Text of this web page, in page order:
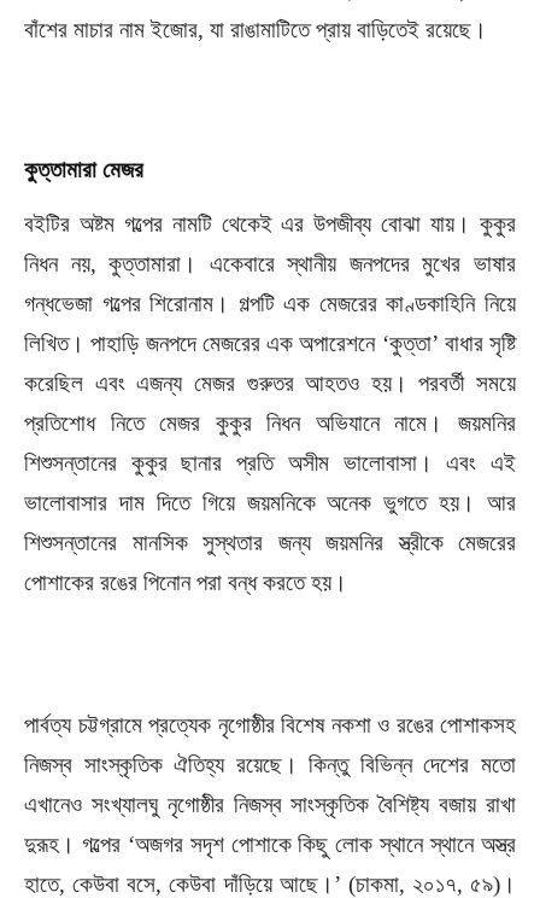
বাঁশের মাচার নাম ইজোর, যা রাঙামাটিতে প্রায় বাড়িতেই রয়েছে।
কুত্তামারা মেজর
বইটির অষ্টম গল্পের নামটি থেকেই এর উপজীব্য বোঝা যায়। কুকুর
নিধন নয়, কুত্তামারা। একেবারে স্থানীয় জনপদের মুখের ভাষার
গন্ধভেজা গল্পের শিরোনাম। গল্পটি এক মেজরের কাণ্ডকাহিনি নিয়ে
লিখিত। পাহাড়ি জনপদে মেজরের এক অপারেশনে ‘কুত্তা’ বাধার সৃষ্টি
করেছিল এবং এজন্য মেজর গুরুতর আহতও হয়। পরবর্তী সময়ে
প্রতিশোধ নিতে মেজর কুকুর নিধন অভিযানে নামে। জয়মনির
শিশুসন্তানের কুকুর ছানার প্রতি অসীম ভালোবাসা। এবং এই
ভালোবাসার দাম দিতে গিয়ে জয়মনিকে অনেক ভুগতে হয়। আর
শিশুসন্তানের মানসিক সুস্থতার জন্য জয়মনির স্ত্রীকে মেজরের
পোশাকের রঙের পিনোন পরা বন্ধ করতে হয়।
পার্বত্য চট্টগ্রামে প্রত্যেক নৃগোষ্ঠীর বিশেষ নকশা ও রঙের পোশাকসহ
নিজস্ব সাংস্কৃতিক ঐতিহ্য রয়েছে। কিন্তু বিভিন্ন দেশের মতো
এখানেও সংখ্যালঘু নৃগোষ্ঠীর নিজস্ব সাংস্কৃতিক বৈশিষ্ট্য বজায় রাখা
দুরূহ। গল্পের ‘অজগর সদৃশ পোশাকে কিছু লোক স্থানে স্থানে অস্ত্র
হাতে, কেউবা বসে, কেউবা দাঁড়িয়ে আছে।’ (চাকমা, ২০১৭, ৫৯)।